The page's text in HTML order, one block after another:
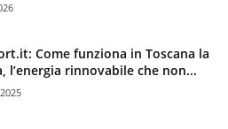
Come funziona in Toscana la
l’energia rinnovabile che non...